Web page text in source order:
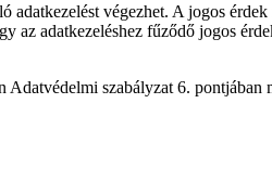
végezhet. A jogos
adatkezeléshez fűződő jogos
szabályzat 6. pontjában